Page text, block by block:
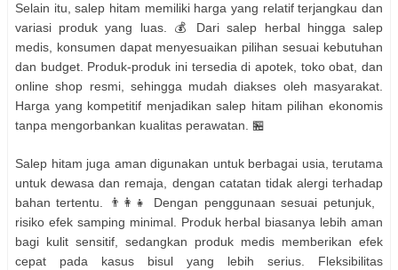
Selain itu, salep hitam memiliki harga yang relatif terjangkau dan
variasi produk yang luas. 💰 Dari salep herbal hingga salep
medis, konsumen dapat menyesuaikan pilihan sesuai kebutuhan
dan budget. Produk-produk ini tersedia di apotek, toko obat, dan
online shop resmi, sehingga mudah diakses oleh masyarakat.
Harga yang kompetitif menjadikan salep hitam pilihan ekonomis
tanpa mengorbankan kualitas perawatan. 🏪
Salep hitam juga aman digunakan untuk berbagai usia, terutama
untuk dewasa dan remaja, dengan catatan tidak alergi terhadap
bahan tertentu. 👨‍👩‍👧 Dengan penggunaan sesuai petunjuk,
risiko efek samping minimal. Produk herbal biasanya lebih aman
bagi kulit sensitif, sedangkan produk medis memberikan efek
cepat pada kasus bisul yang lebih serius. Fleksibilitas